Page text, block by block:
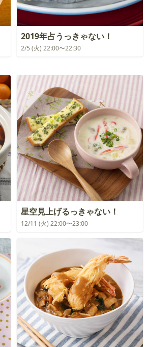
2019年占うっきゃない！
2/5 (火) 22:00〜22:30
星空見上げるっきゃない！
12/11 (火) 22:00〜23:00